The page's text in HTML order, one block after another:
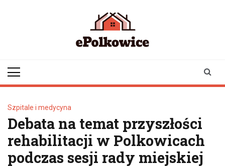
Szpitale i medycyna
Debata na temat przyszłości
rehabilitacji w Polkowicach
podczas sesji rady miejskiej